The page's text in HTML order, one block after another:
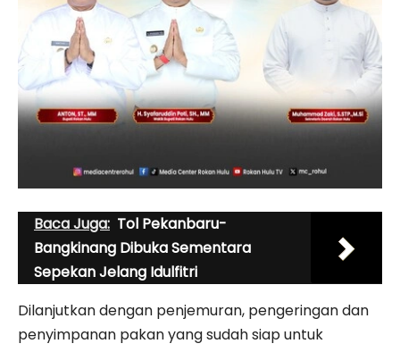
Baca Juga: Tol Pekanbaru-
Bangkinang Dibuka Sementara
Sepekan Jelang Idulfitri
Dilanjutkan dengan penjemuran, pengeringan dan
penyimpanan pakan yang sudah siap untuk